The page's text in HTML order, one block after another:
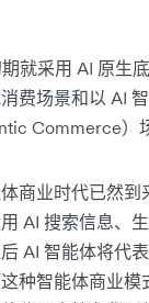
就采用 AI 原生
费场景和以 AI
Commerce）
商业时代已然到
AI 搜索信息、
AI 智能体将代
种智能体商业